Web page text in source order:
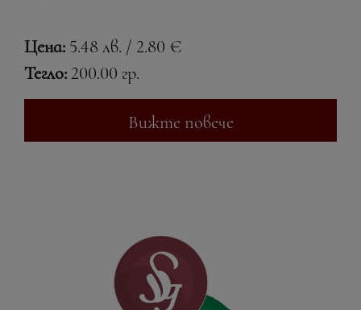
Цена: 5.48 лв. / 2.80 €
Тегло: 200.00 гр.
Вижте повече